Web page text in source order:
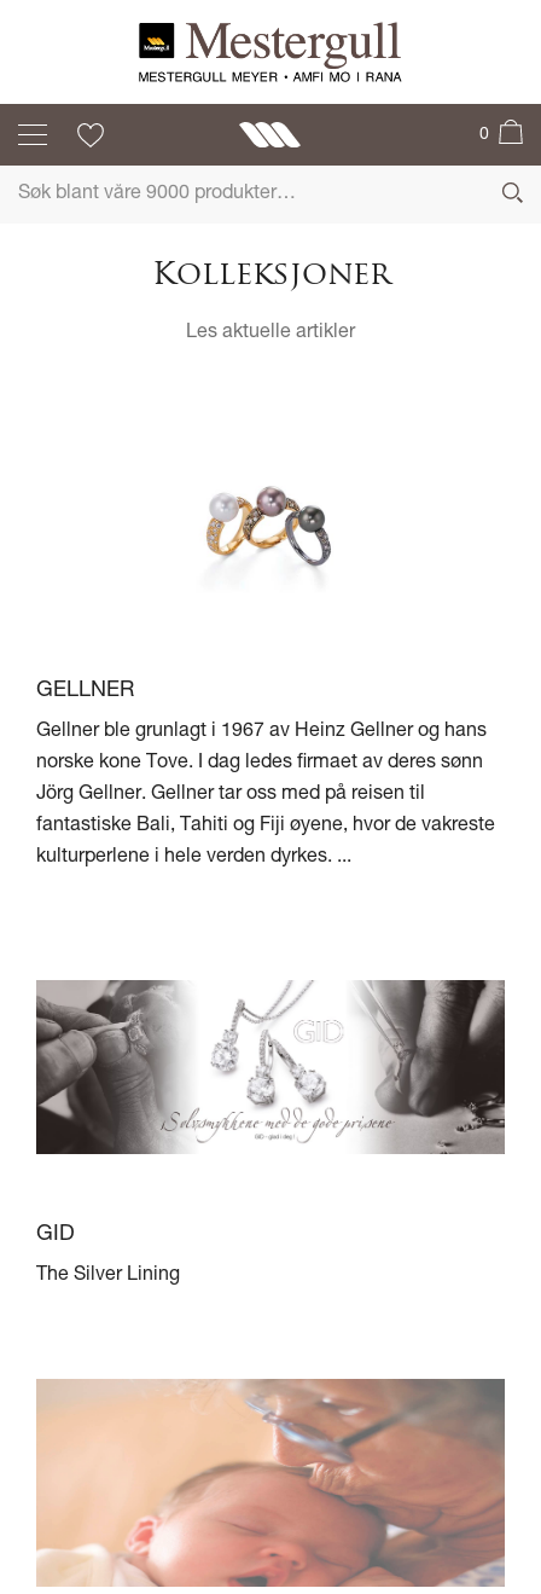
0
Kolleksjoner
Les aktuelle artikler
GELLNER
Gellner ble grunlagt i 1967 av Heinz Gellner og hans
norske kone Tove. I dag ledes firmaet av deres sønn
Jörg Gellner. Gellner tar oss med på reisen til
fantastiske Bali, Tahiti og Fiji øyene, hvor de vakreste
kulturperlene i hele verden dyrkes. ...
GID
The Silver Lining